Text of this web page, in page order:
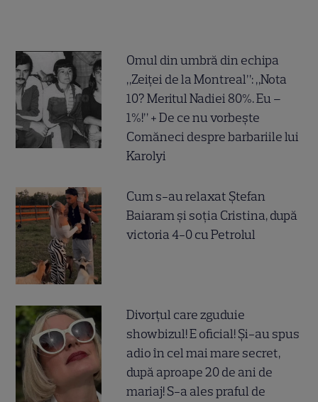
Omul din umbră din echipa
„Zeiței de la Montreal”: „Nota
10? Meritul Nadiei 80%. Eu –
1%!” + De ce nu vorbește
Comăneci despre barbariile lui
Karolyi
Cum s-au relaxat Ștefan
Baiaram și soția Cristina, după
victoria 4-0 cu Petrolul
Divorțul care zguduie
showbizul! E oficial! Și-au spus
adio în cel mai mare secret,
după aproape 20 de ani de
mariaj! S-a ales praful de